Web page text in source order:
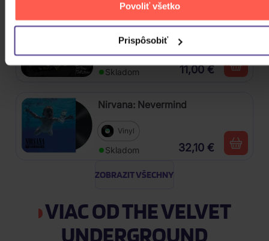
Povoliť všetko
Prispôsobiť
Škwor: Sečteno podtrženo Best
Of
2CD
Skladom 11,00 €
Nirvana: Nevermind
Vinyl
Skladom 32,10 €
ZOBRAZIT VŠECHNY
VIAC OD THE VELVET
UNDERGROUND